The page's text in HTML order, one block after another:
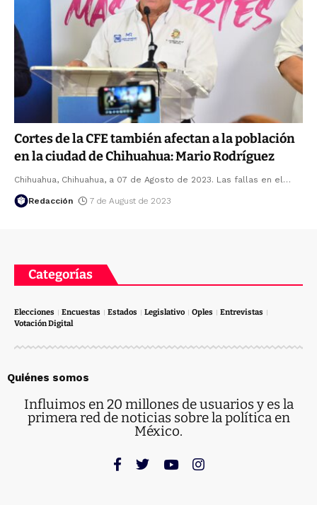
Cortes de la CFE también afectan a la población
en la ciudad de Chihuahua: Mario Rodríguez
Chihuahua, Chihuahua, a 07 de Agosto de 2023. Las fallas en el …
Redacción 7 de August de 2023
Categorías
Elecciones Encuestas Estados Legislativo Oples
Entrevistas
Votación Digital
Quiénes somos
Influimos en 20 millones de usuarios y es la
primera red de noticias sobre la política en
México.